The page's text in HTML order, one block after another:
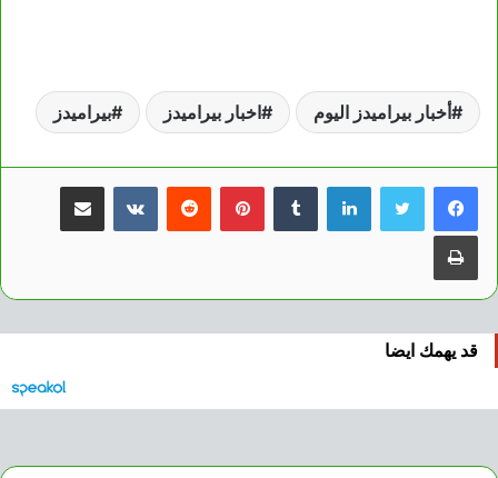
أخبار بيراميدز اليوم اخبار بيراميدز بيراميدز
لينكدإن بينتيريست مشاركة عبر البريد
طباعة
قد يهمك ايضا